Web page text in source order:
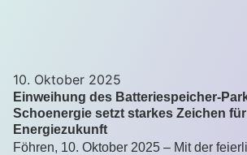
10. Oktober 2025
Einweihung des Batteriespeicher-
Schoenergie setzt starkes Zeichen
Energiezukunft
Föhren, 10. Oktober 2025 – Mit der